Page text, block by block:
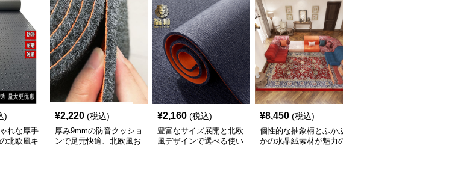
)
れな厚手
北欧風キ
¥2,220 (税込)
厚み9mmの防音クッショ
ンで足元快適、北欧風お
¥2,160 (税込)
豊富なサイズ展開と北欧
風デザインで選べる使い
¥8,450 (税込)
個性的な抽象柄とふかふ
かの水晶絨素材が魅力の